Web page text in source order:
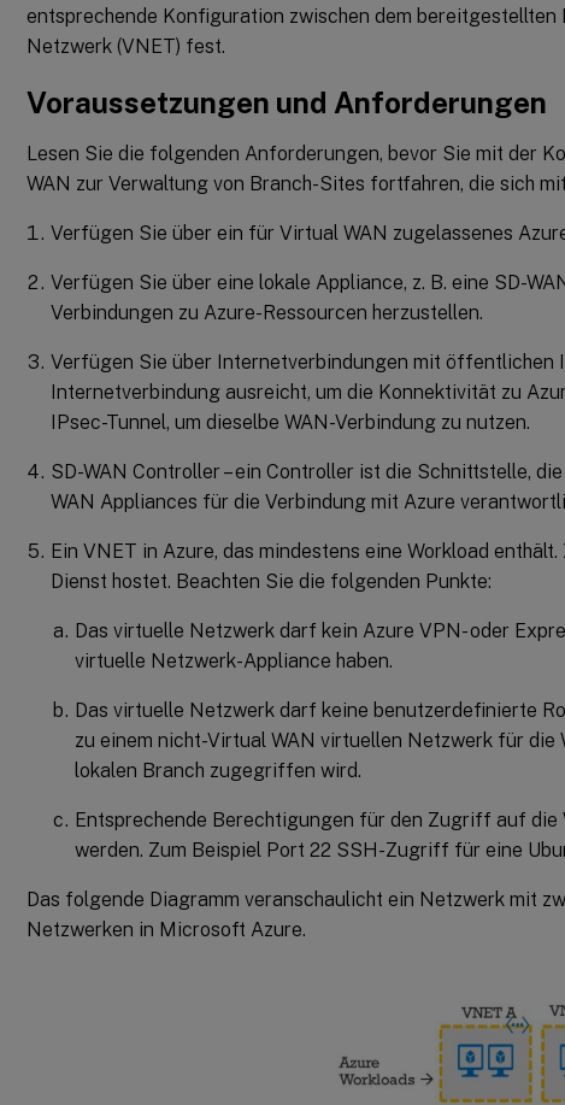
entsprechende Konfiguration zwischen dem bereitgestellten
Netzwerk (VNET) fest.
Voraussetzungen und Anforderungen
Lesen Sie die folgenden Anforderungen, bevor Sie mit der
WAN zur Verwaltung von Branch-Sites fortfahren, die sich
Verfügen Sie über ein für Virtual WAN zugelassenes
Verfügen Sie über eine lokale Appliance, z. B. eine SD-
Verbindungen zu Azure-Ressourcen herzustellen.
Verfügen Sie über Internetverbindungen mit öffentlichen
Internetverbindung ausreicht, um die Konnektivität zu
IPsec-Tunnel, um dieselbe WAN-Verbindung zu nutzen.
SD-WAN Controller – ein Controller ist die Schnittstelle,
WAN Appliances für die Verbindung mit Azure
Ein VNET in Azure, das mindestens eine Workload
Dienst hostet. Beachten Sie die folgenden Punkte:
Das virtuelle Netzwerk darf kein Azure VPN- oder
virtuelle Netzwerk-Appliance haben.
Das virtuelle Netzwerk darf keine benutzerdefinierte
zu einem nicht-Virtual WAN virtuellen Netzwerk für die
lokalen Branch zugegriffen wird.
Entsprechende Berechtigungen für den Zugriff auf die
werden. Zum Beispiel Port 22 SSH-Zugriff für eine
Das folgende Diagramm veranschaulicht ein Netzwerk mit
Netzwerken in Microsoft Azure.